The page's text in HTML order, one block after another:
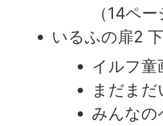
（14ペ
いるふの扉2
イルフ童
まだま
みんなの